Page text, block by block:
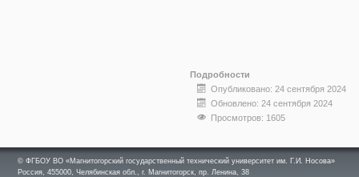
Подробности
Опубликовано: 24 сентября 2024
Обновлено: 24 сентября 2024
Просмотров: 1605
© ФГБОУ ВО «Магнитогорский государственный технический университет им. Г.И. Носова»
Россия, 455000, Челябинская обл., г. Магнитогорск, пр. Ленина, 38